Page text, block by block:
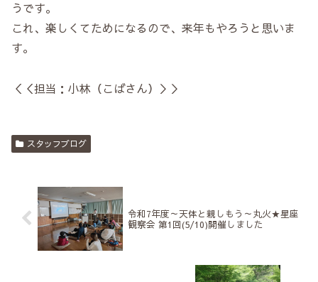
うです。
これ、楽しくてためになるので、来年もやろうと思いま
す。
＜＜担当：小林（こばさん）＞＞
スタッフブログ
令和7年度～天体と親しもう～丸火★星座
観察会 第1回(5/10)開催しました